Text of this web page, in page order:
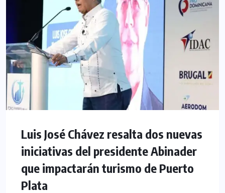
Luis José Chávez resalta dos nuevas
iniciativas del presidente Abinader
que impactarán turismo de Puerto
Plata